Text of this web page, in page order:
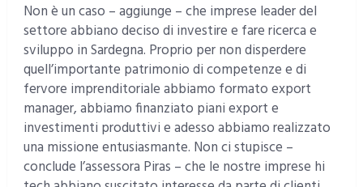
Non è un caso – aggiunge – che imprese leader del
settore abbiano deciso di investire e fare ricerca e
sviluppo in Sardegna. Proprio per non disperdere
quell’importante patrimonio di competenze e di
fervore imprenditoriale abbiamo formato export
manager, abbiamo finanziato piani export e
investimenti produttivi e adesso abbiamo realizzato
una missione entusiasmante. Non ci stupisce –
conclude l’assessora Piras – che le nostre imprese hi